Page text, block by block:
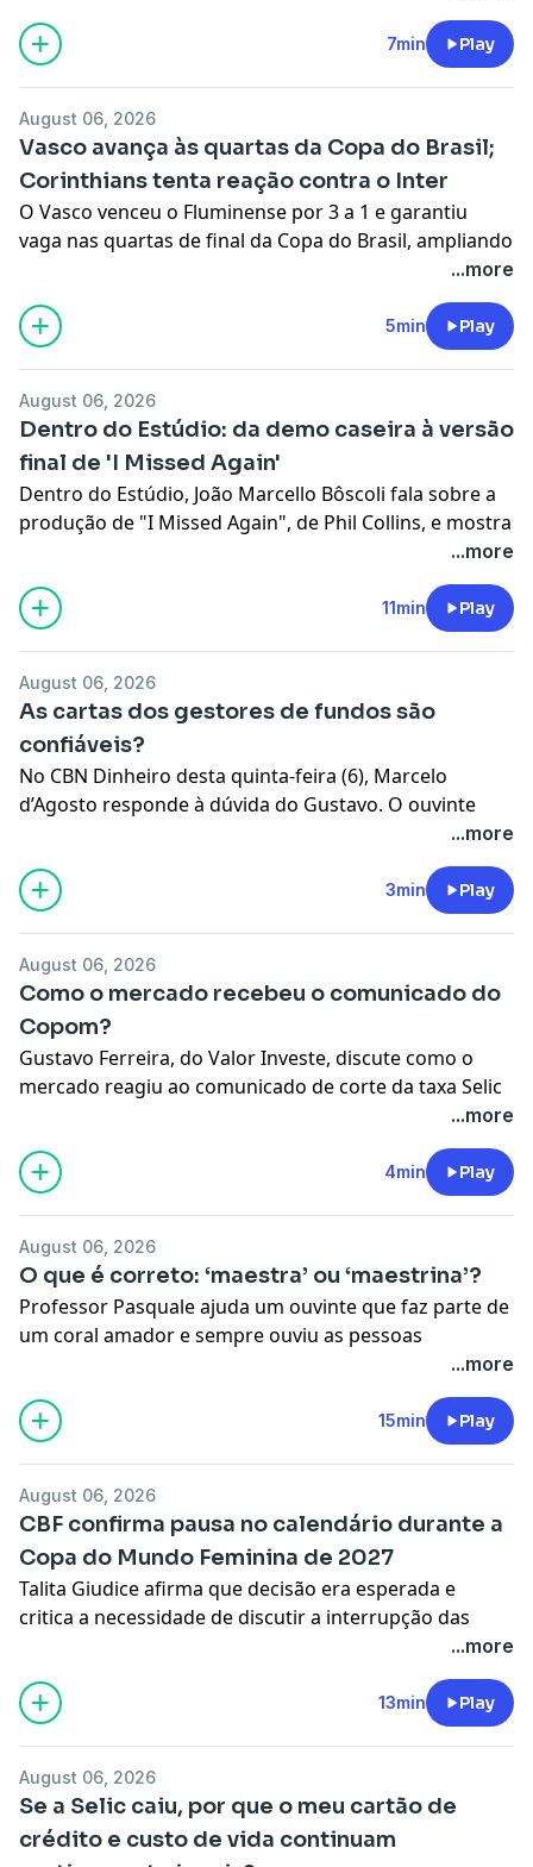
âmbito de investigações sobre suposto tráfico de
influência. A comentarista também traz bastidores da
crise entre o presidente Lula e o presidente do
articulada por ministros do STF para reabrir o diálogo
e os temas que devem entrar na pauta, como a PEC do
fim da escala 6x1 e uma futura indicação ao Supremo
Tribunal Federal.
Learn more about your ad choices. Visit
7min Play
August 06, 2026
Vasco avança às quartas da Copa do Brasil;
Corinthians tenta reação contra o Inter
O Vasco venceu o Fluminense por 3 a 1 e garantiu
vaga nas quartas de final da Copa do Brasil, ampliando
o histórico favorável em confrontos eliminatórios
Palmeiras, Grêmio e Cruzeiro. Nesta quinta-feira,
Corinthians e Internacional, além de Vitória e
Learn more about your ad choices. Visit
megaphone.fm/adchoices
...more
5min Play
August 06, 2026
Dentro do Estúdio: da demo caseira à versão
final de 'I Missed Again'
Dentro do Estúdio, João Marcello Bôscoli fala sobre a
produção de "I Missed Again", de Phil Collins, e mostra
como a música evoluiu da demo caseira à versão final
Learn more about your ad choices. Visit
megaphone.fm/adchoices
...more
11min Play
August 06, 2026
As cartas dos gestores de fundos são
confiáveis?
No CBN Dinheiro desta quinta-feira (6), Marcelo
d’Agosto responde à dúvida do Gustavo. O ouvinte
desenvolvidas nas cartas dos gestores de recursos, ou
se existe algum tipo de interesse comercial por trás
das conclusões apresentadas. Ouça.
megaphone.fm/adchoices
...more
3min Play
August 06, 2026
Como o mercado recebeu o comunicado do
Copom?
Gustavo Ferreira, do Valor Investe, discute como o
mercado reagiu ao comunicado de corte da taxa Selic
após reunião do Copom. Segundo o especialista, “a
impressão que ficou é de que o Banco Central segue
disposto a cortar juros para além dos 14%”. Ouça!
Learn more about your ad choices. Visit
...more
4min Play
August 06, 2026
O que é correto: ‘maestra’ ou ‘maestrina’?
Professor Pasquale ajuda um ouvinte que faz parte de
um coral amador e sempre ouviu as pessoas
chamarem a regente de “maestrina”. No entanto, ele
esteve em uma apresentação em que o anfitrião a
chamou de “maestra”, enfatizando que a designação
“maestrina” estava errada. O ouvinte quer entender
Ouça!
Learn more about your ad choices. Visit
megaphone.fm/adchoices
...more
15min Play
August 06, 2026
CBF confirma pausa no calendário durante a
Copa do Mundo Feminina de 2027
Talita Giudice afirma que decisão era esperada e
critica a necessidade de discutir a interrupção das
competições durante o Mundial. Ela ainda comenta a
contratação de Antonia pelo Palmeiras e a reta final da
primeira fase do Brasileirão Feminino.
Learn more about your ad choices. Visit
...more
13min Play
August 06, 2026
Se a Selic caiu, por que o meu cartão de
crédito e custo de vida continuam